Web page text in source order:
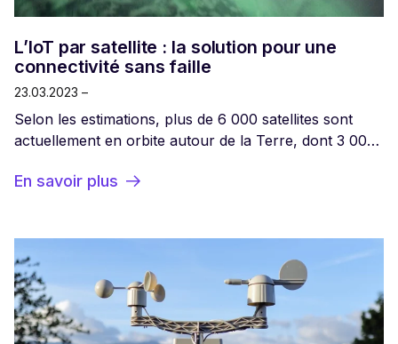
L’IoT par satellite : la solution pour une
connectivité sans faille
23.03.2023 –
Selon les estimations, plus de 6 000 satellites sont
actuellement en orbite autour de la Terre, dont 3 000
organisations, ce qui permet à ces acteurs industriels
récemment que l’on a commencé à développer
d’autres usages, comme l’accès à internet. On entend
parfois que l’IoT par satellite est une meilleure
solution que l’IoT cellulaire, car elle permet de ne
En savoir plus